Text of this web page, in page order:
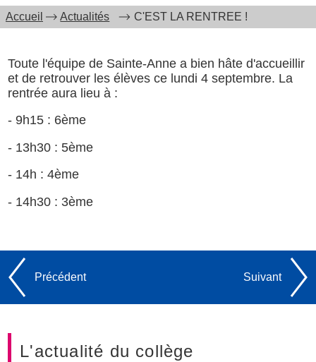
Accueil Actualités C'EST LA RENTREE !
Toute l'équipe de Sainte-Anne a bien hâte d'accueillir
et de retrouver les élèves ce lundi 4 septembre. La
rentrée aura lieu à :
- 9h15 : 6ème
- 13h30 : 5ème
- 14h : 4ème
- 14h30 : 3ème
Précédent Suivant
L'actualité du collège